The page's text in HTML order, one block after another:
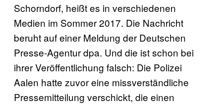
Schorndorf, heißt es in verschiedenen
Medien im Sommer 2017. Die Nachricht
beruht auf einer Meldung der Deutschen
Presse-Agentur dpa. Und die ist schon bei
ihrer Veröffentlichung falsch: Die Polizei
Aalen hatte zuvor eine missverständliche
Pressemitteilung verschickt, die einen